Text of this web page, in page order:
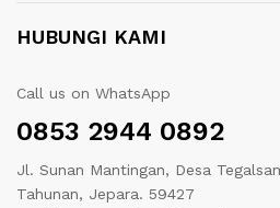
HUBUNGI KAMI
Call us on WhatsApp
0853 2944 0892
Jl. Sunan Mantingan, Desa
Tahunan, Jepara. 59427